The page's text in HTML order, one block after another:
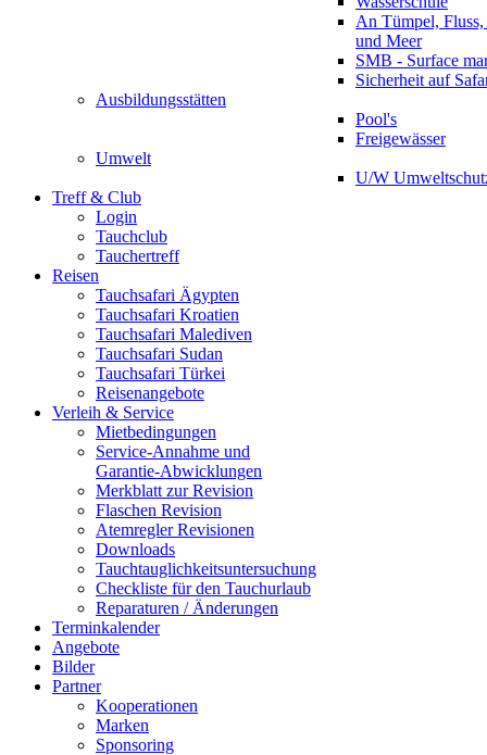
An Tümpel,
und Meer
SMB - Surface
Sicherheit auf
Ausbildungsstätten
Pool's
Freigewässer
Umwelt
U/W
Treff & Club
Login
Tauchclub
Tauchertreff
Reisen
Tauchsafari Ägypten
Tauchsafari Kroatien
Tauchsafari Malediven
Tauchsafari Sudan
Tauchsafari Türkei
Reisenangebote
Verleih & Service
Mietbedingungen
Service-Annahme und
Garantie-Abwicklungen
Merkblatt zur Revision
Flaschen Revision
Atemregler Revisionen
Downloads
Tauchtauglichkeitsuntersuchung
Checkliste für den Tauchurlaub
Reparaturen / Änderungen
Terminkalender
Angebote
Bilder
Partner
Kooperationen
Marken
Sponsoring